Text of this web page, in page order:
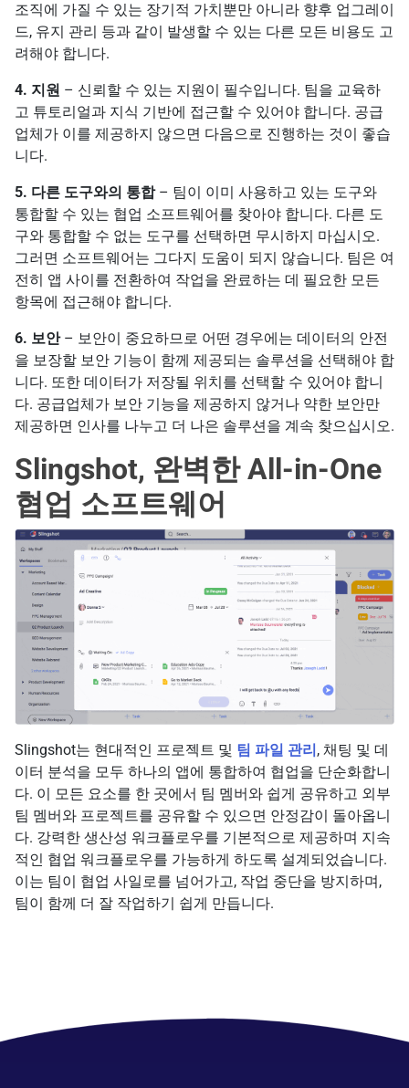
조직에 가질 수 있는 장기적 가치뿐만 아니라 향후 업그레이
드, 유지 관리 등과 같이 발생할 수 있는 다른 모든 비용도 고
려해야 합니다.
4. 지원 – 신뢰할 수 있는 지원이 필수입니다. 팀을 교육하
고 튜토리얼과 지식 기반에 접근할 수 있어야 합니다. 공급
업체가 이를 제공하지 않으면 다음으로 진행하는 것이 좋습
니다.
5. 다른 도구와의 통합– 팀이 이미 사용하고 있는 도구와
통합할 수 있는 협업 소프트웨어를 찾아야 합니다. 다른 도
구와 통합할 수 없는 도구를 선택하면 무시하지 마십시오.
그러면 소프트웨어는 그다지 도움이 되지 않습니다. 팀은 여
전히 앱 사이를 전환하여 작업을 완료하는 데 필요한 모든
항목에 접근해야 합니다.
6. 보안– 보안이 중요하므로 어떤 경우에는 데이터의 안전
을 보장할 보안 기능이 함께 제공되는 솔루션을 선택해야 합
니다. 또한 데이터가 저장될 위치를 선택할 수 있어야 합니
다. 공급업체가 보안 기능을 제공하지 않거나 약한 보안만
제공하면 인사를 나누고 더 나은 솔루션을 계속 찾으십시오.
Slingshot, 완벽한 All-in-One
협업 소프트웨어
Slingshot는 현대적인 프로젝트 및 팀 파일 관리, 채팅 및 데
이터 분석을 모두 하나의 앱에 통합하여 협업을 단순화합니
다. 이 모든 요소를 한 곳에서 팀 멤버와 쉽게 공유하고 외부
팀 멤버와 프로젝트를 공유할 수 있으면 안정감이 돌아옵니
다. 강력한 생산성 워크플로우를 기본적으로 제공하며 지속
적인 협업 워크플로우를 가능하게 하도록 설계되었습니다.
이는 팀이 협업 사일로를 넘어가고, 작업 중단을 방지하며,
팀이 함께 더 잘 작업하기 쉽게 만듭니다.